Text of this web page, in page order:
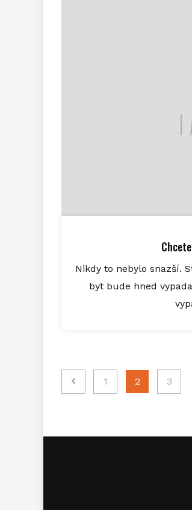
Nikdy to nebylo snazší.
byt bude hned
Stránkování
1 2 3